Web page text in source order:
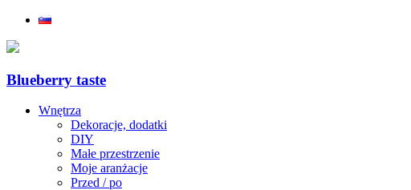
Blueberry taste
Wnętrza
Dekoracje, dodatki
DIY
Małe przestrzenie
Moje aranżacje
Przed / po